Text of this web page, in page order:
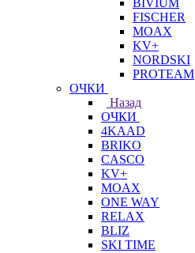
BIVIUM
FISCHER
MOAX
KV+
NORDSKI
PROTEAM
ОЧКИ
Назад
ОЧКИ
4KAAD
BRIKO
CASCO
KV+
MOAX
ONE WAY
RELAX
BLIZ
SKI TIME